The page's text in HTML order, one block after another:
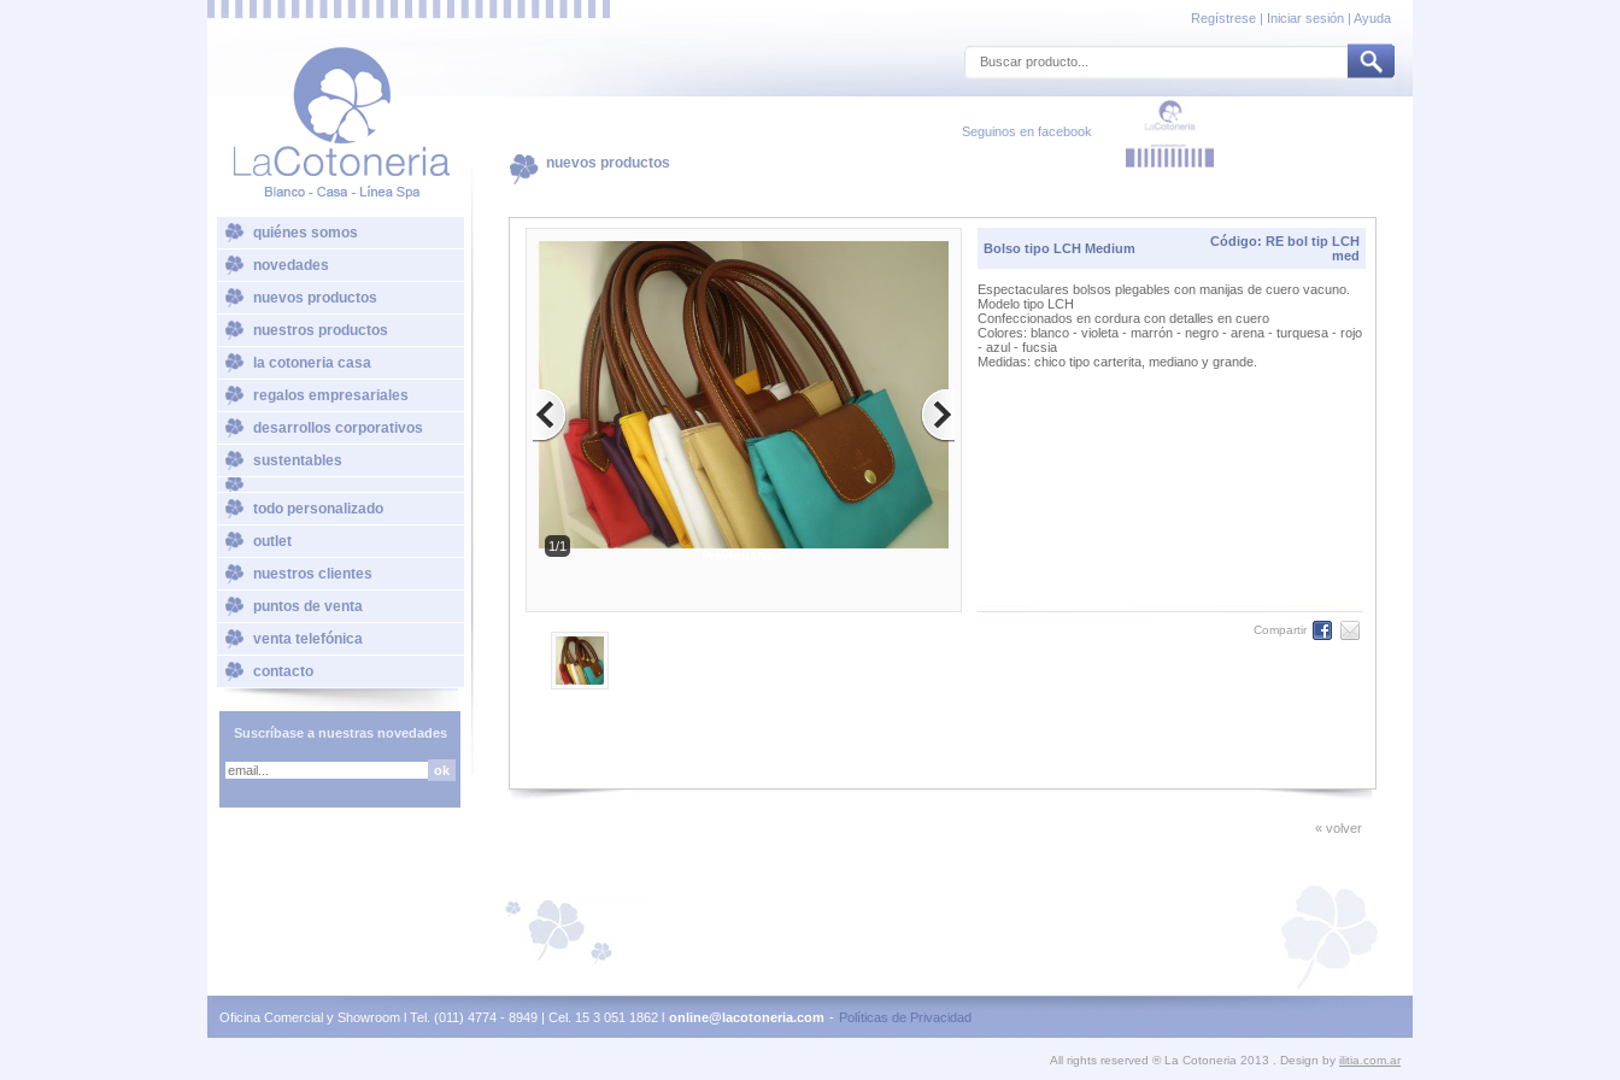
Regístrese | Iniciar sesión | Ayuda
Seguinos en facebook
quiénes somos
novedades
nuevos productos
nuestros productos
la cotoneria casa
regalos empresariales
desarrollos corporativos
sustentables
todo personalizado
outlet
nuestros clientes
puntos de venta
venta telefónica
contacto
Suscríbase a nuestras novedades
nuevos productos
1/1
Bolso tipo LCH Medium
Código: RE bol tip LCH
med
Espectaculares bolsos plegables con manijas de cuero vacuno.
Modelo tipo LCH
Confeccionados en cordura con detalles en cuero
Colores: blanco - violeta - marrón - negro - arena - turquesa - rojo
- azul - fucsia
Medidas: chico tipo carterita, mediano y grande.
Compartir
« volver
Oficina Comercial y Showroom l Tel. (011) 4774 - 8949 | Cel. 15 3 051 1862 l online@lacotoneria.com - Políticas de Privacidad
All rights reserved ® La Cotoneria 2013 . Design by ilitia.com.ar